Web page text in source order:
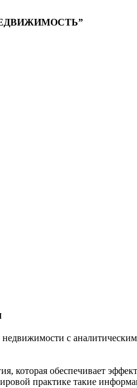
с аналитическим
которая обеспечивает
практике такие